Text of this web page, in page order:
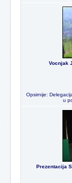
Vocnjak
Opsirnije:
u
Prezentacija